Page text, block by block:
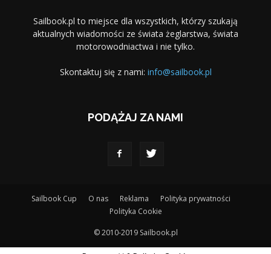
Sailbook.pl to miejsce dla wszystkich, którzy szukają
aktualnych wiadomości ze świata żeglarstwa, świata
motorowodniactwa i nie tylko.
Skontaktuj się z nami: info@sailbook.pl
PODĄŻAJ ZA NAMI
Sailbook Cup O nas Reklama
Polityka prywatności
Polityka Cookie
© 2010-2019 Sailbook.pl